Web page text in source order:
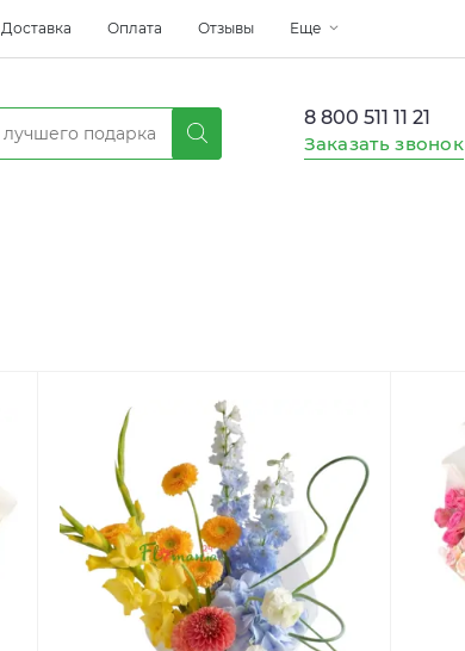
Доставка Оплата Отзывы Еще
8 800 511 11 21
Заказать звонок